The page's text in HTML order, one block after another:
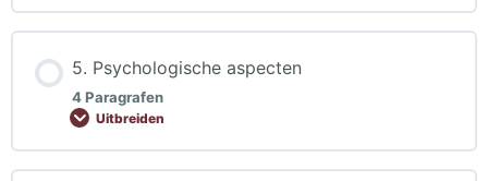
5. Psychologische aspecten
4 Paragrafen
Uitbreiden